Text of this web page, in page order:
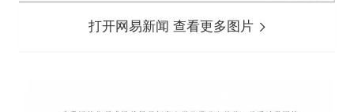
打开网易新闻 查看更多图片